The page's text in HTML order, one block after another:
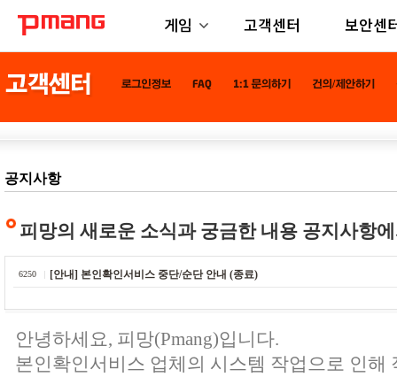
게임 고객센터 보안센
공지사항
피망의 새로운 소식과 궁금한 내용 공지사항
6250 [안내] 본인확인서비스 중단/순단 안내 (종료)
안녕하세요, 피망(Pmang)입니다.
본인확인서비스 업체의 시스템 작업으로 인해